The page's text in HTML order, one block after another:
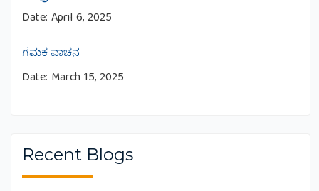
Date: April 6, 2025
ಗಮಕ ವಾಚನ
Date: March 15, 2025
Recent Blogs